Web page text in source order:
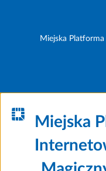
Miejska
Miejska